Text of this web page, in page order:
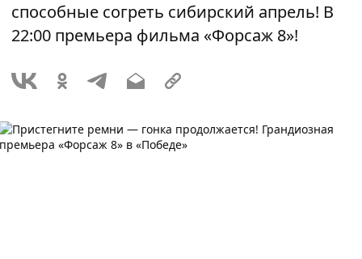
способные согреть сибирский апрель! В
22:00 премьера фильма «Форсаж 8»!